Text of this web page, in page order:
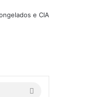
Procurar